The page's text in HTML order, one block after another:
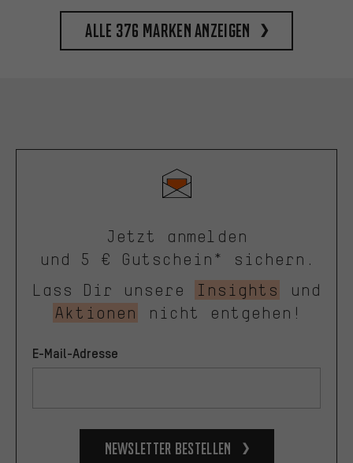
Alle 376 Marken anzeigen
Jetzt anmelden
und 5 € Gutschein* sichern.
Lass Dir unsere
Insights
und
Aktionen
nicht entgehen!
E-Mail-Adresse
Newsletter bestellen